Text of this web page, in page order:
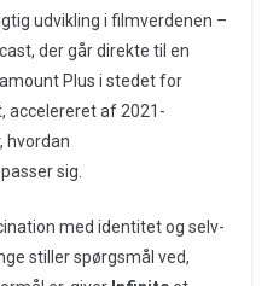
udvikling i filmverdenen –
der går direkte til en
Plus i stedet for
accelereret af 2021-
hvordan
sig.
med identitet og selv-
stiller spørgsmål ved,